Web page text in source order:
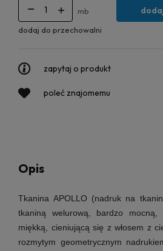
mb
dodaj do przechowalni
zapytaj o produkt
poleć znajomemu
Opis
Tkanina APOLLO (nadruk na
tkaniną welurową, bardzo mocną,
miękką, cieniującą się z włosem z
rozmytym geometrycznym